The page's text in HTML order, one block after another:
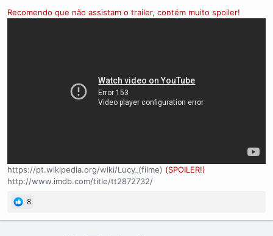
Recomendo que não assistam o trailer, contém muito spoiler!
https://pt.wikipedia.org/wiki/Lucy_(filme) (SPOILER!)
http://www.imdb.com/title/tt2872732/
8